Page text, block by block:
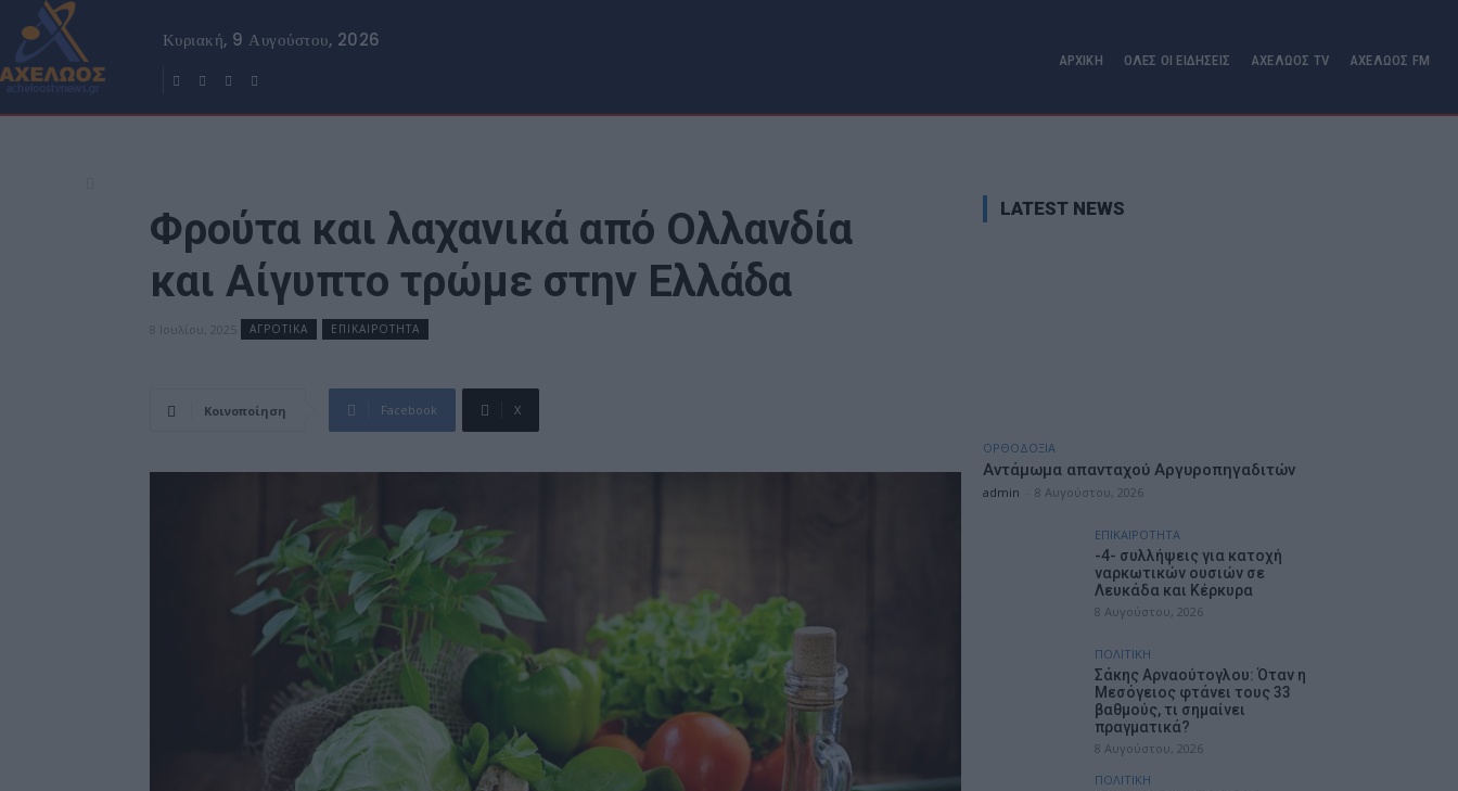
Κυριακή, 9 Αυγούστου, 2026
ΑΡΧΙΚΗ ΟΛΕΣ ΟΙ ΕΙΔΗΣΕΙΣ ΑΧΕΛΩΟΣ TV ΑΧΕΛΩΟΣ FM
Φρούτα και λαχανικά από Ολλανδία
και Αίγυπτο τρώμε στην Ελλάδα
8 Ιουλίου, 2025 ΑΓΡΟΤΙΚΑ ΕΠΙΚΑΙΡΟΤΗΤΑ
Κοινοποίηση Facebook X
LATEST NEWS
ΟΡΘΟΔΟΞΙΑ
Αντάμωμα απανταχού Αργυροπηγαδιτών
admin 8 Αυγούστου, 2026
ΕΠΙΚΑΙΡΟΤΗΤΑ
-4- συλλήψεις για κατοχή
ναρκωτικών ουσιών σε
Λευκάδα και Κέρκυρα
8 Αυγούστου, 2026
ΠΟΛΙΤΙΚΗ
Σάκης Αρναούτογλου: Όταν η
Μεσόγειος φτάνει τους 33
βαθμούς, τι σημαίνει
πραγματικά?
8 Αυγούστου, 2026
ΠΟΛΙΤΙΚΗ